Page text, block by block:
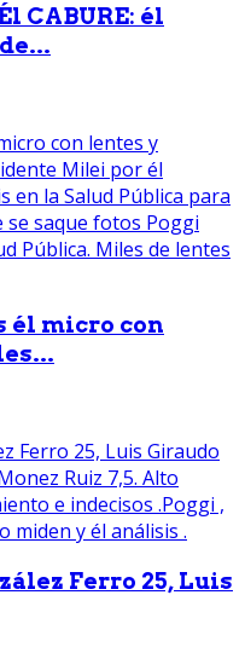
CABURE: él
él micro con
Ferro 25, Luis